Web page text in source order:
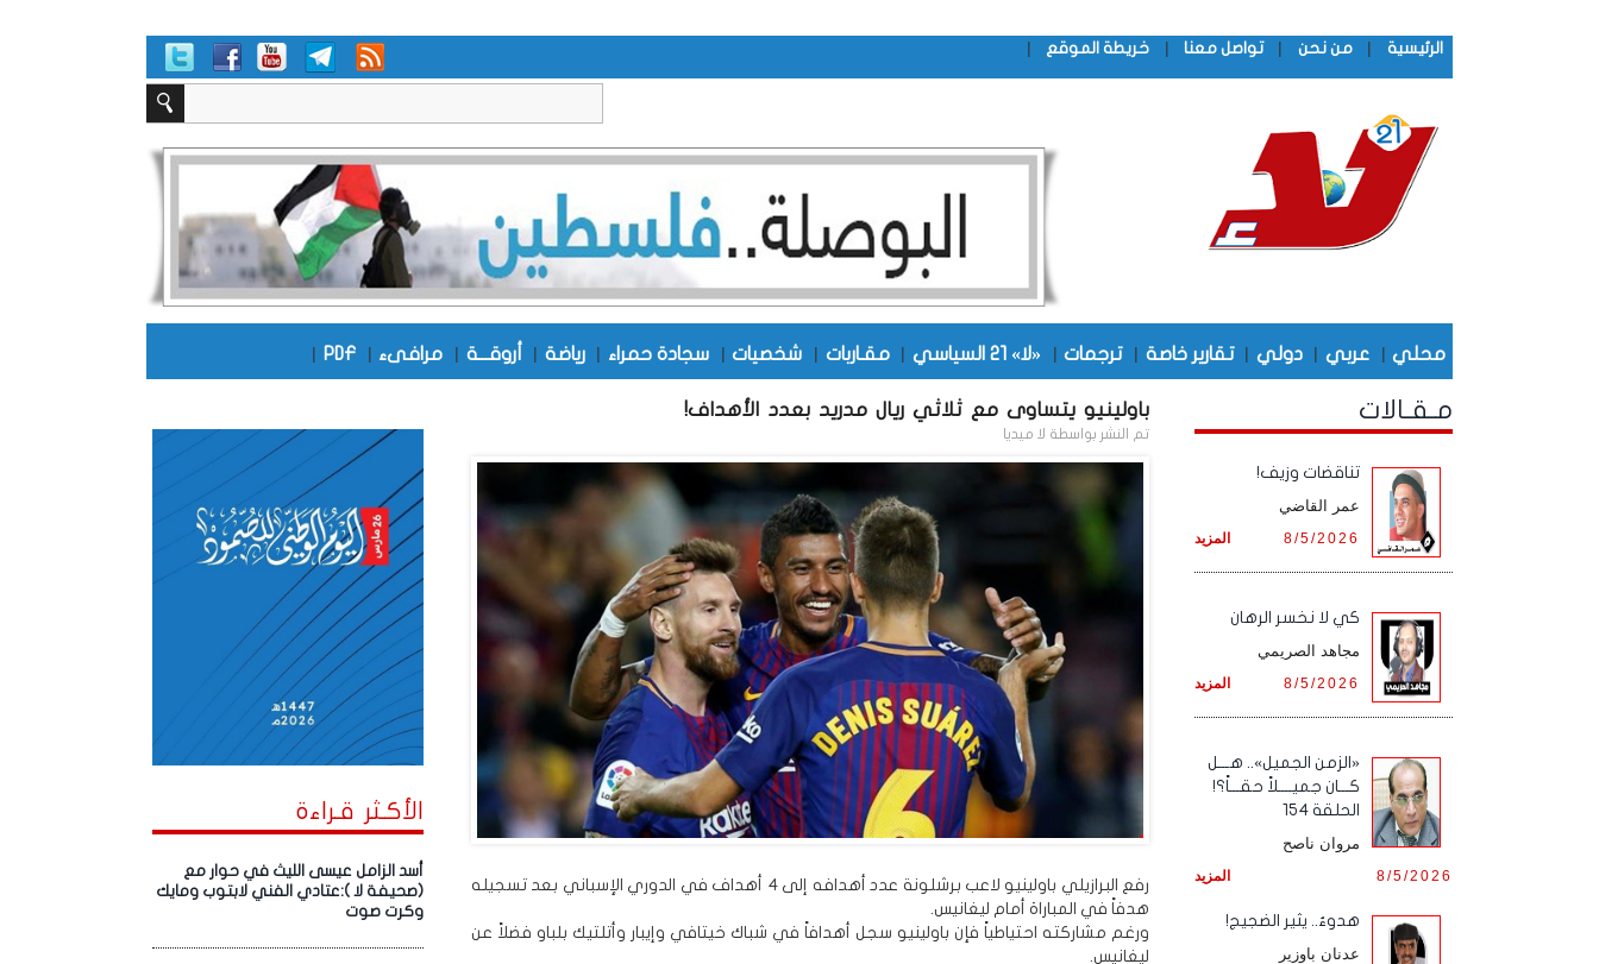
الرئيسية | من نحن | تواصل معنا | خريطة الموقع |
محلي | عربي | دولي | تقارير خاصة | ترجمات | «لا» 21 السياسي | مقـاربات | شخصيات | سجادة حمراء | رياضة | أروقـــة | مرافىء |
PDF
|
الأكـثر قـراءة
أسد الزامل عيسى الليث في حوار مع
(صحيفة لا ):عتادي الفني لابتوب ومايك
وكرت صوت
باولينيو يتساوى مع ثلاثي ريال مدريد بعدد الأهداف!
تم النشر بواسطة لا ميديا
رفع البرازيلي باولينيو لاعب برشلونة عدد أهدافه إلى 4 أهداف في الدوري الإسباني بعد تسجيله
هدفاً في المباراة أمام ليغانيس.
ورغم مشاركته احتياطياً فإن باولينيو سجل أهدافاً في شباك خيتافي وإيبار وأتلتيك بلباو فضلاً عن
ليغانيس.
مـقـالات
تناقضات وزيف!
عمر القاضي
المزيد 8/5/2026
كي لا نخسر الرهان
مجاهد الصريمي
المزيد 8/5/2026
«الزمن الجميل».. هـــل
كـــان جميــــلاً حقـــاً؟!
الحلقة 154
مروان ناصح
المزيد 8/5/2026
هدوءٌ.. يثير الضجيج!
عدنان باوزير